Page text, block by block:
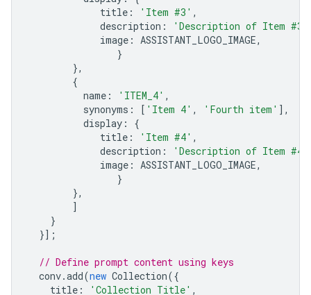
title : 'Item #3' ,
description : 'Description of Item #3'
image : ASSISTANT_LOGO_IMAGE,
}
},
{
name : 'ITEM_4' ,
synonyms : [ 'Item 4' , 'Fourth item' ],
display :
{
title : 'Item #4' ,
description : 'Description of Item #4'
image : ASSISTANT_LOGO_IMAGE,
}
},
]
}
}];
// Define prompt content using keys
conv.add(new Collection({
title : 'Collection Title' ,